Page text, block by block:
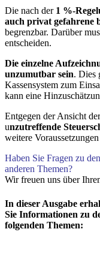
Die nach der 1 %-
auch privat gefahrene
begrenzbar. Darüber
entscheiden.
Die einzelne
unzumutbar sein. Dies
Kassensystem zum
kann eine
Entgegen der Ansicht
unzutreffende
weitere
Haben Sie Fragen zu
anderen Themen?
Wir freuen uns über
In dieser Ausgabe
Sie Informationen zu
folgenden Themen: